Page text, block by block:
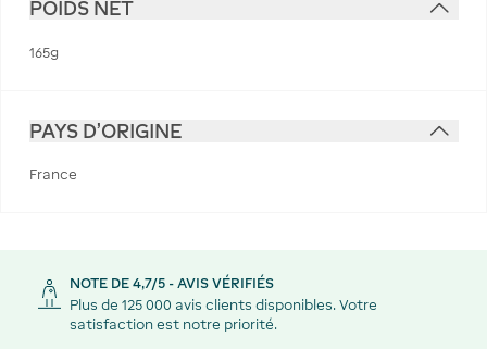
POIDS NET
165g
PAYS D'ORIGINE
France
NOTE DE 4,7/5 - AVIS VÉRIFIÉS
Plus de 125 000 avis clients disponibles. Votre
satisfaction est notre priorité.